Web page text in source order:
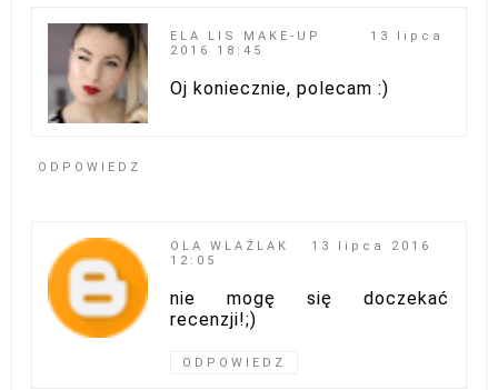
ELA LIS MAKE-UP
13 lipca
2016 18:45
Oj koniecznie, polecam :)
ODPOWIEDZ
OLA WLAŹLAK
13 lipca 2016
12:05
nie mogę się doczekać
recenzji!;)
ODPOWIEDZ